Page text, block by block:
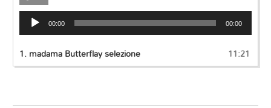
Audio
Player 00:00 00:00
1.madama Butterflay selezione 11:21